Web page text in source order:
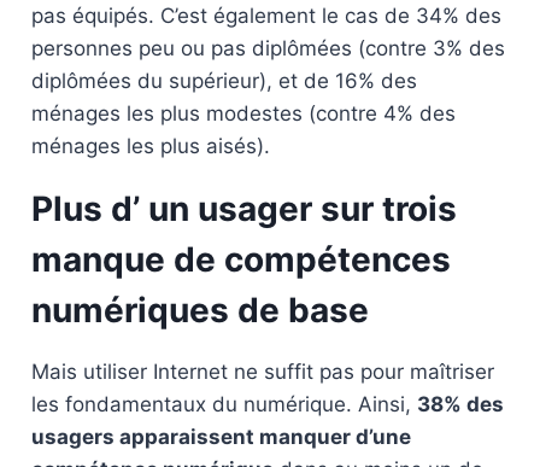
pas équipés. C’est également le cas de 34% des
personnes peu ou pas diplômées (contre 3% des
diplômées du supérieur), et de 16% des
ménages les plus modestes (contre 4% des
ménages les plus aisés).
Plus d’ un usager sur trois
manque de compétences
numériques de base
Mais utiliser Internet ne suffit pas pour maîtriser
les fondamentaux du numérique. Ainsi, 38% des
usagers apparaissent manquer d’une